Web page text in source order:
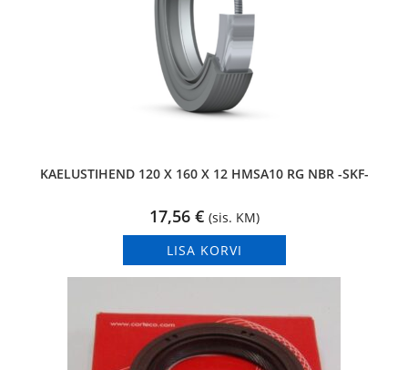
KAELUSTIHEND 120 X 160 X 12 HMSA10 RG NBR -SKF-
17,56 € (sis. KM)
LISA KORVI